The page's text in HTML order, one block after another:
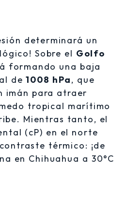
determinará un
Sobre el Golfo
formando una baja
de1008 hPa, que
imán para atraer
tropical marítimo
Mientras tanto, el
(cP) en el norte
térmico: ¡de
en Chihuahua a 30°C